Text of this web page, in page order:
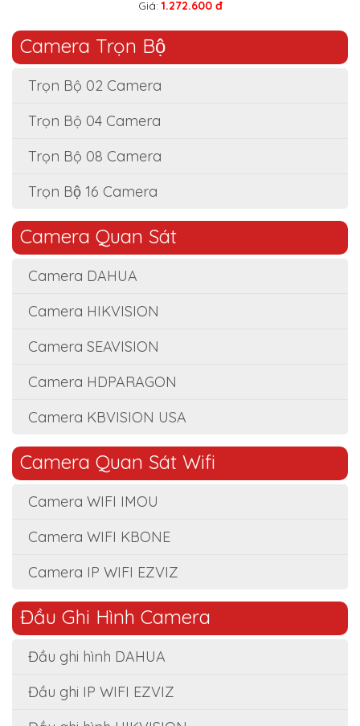
Giá: 1.272.600 đ
Camera Trọn Bộ
Trọn Bộ 02 Camera
Trọn Bộ 04 Camera
Trọn Bộ 08 Camera
Trọn Bộ 16 Camera
Camera Quan Sát
Camera DAHUA
Camera HIKVISION
Camera SEAVISION
Camera HDPARAGON
Camera KBVISION USA
Camera Quan Sát Wifi
Camera WIFI IMOU
Camera WIFI KBONE
Camera IP WIFI EZVIZ
Đầu Ghi Hình Camera
Đầu ghi hình DAHUA
Đầu ghi IP WIFI EZVIZ